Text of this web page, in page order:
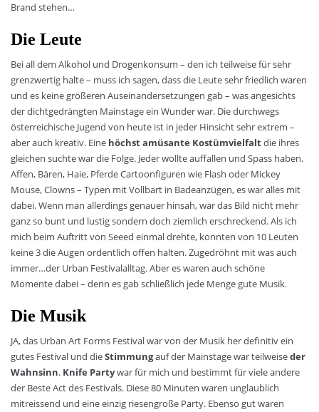
Brand stehen…
Die Leute
Bei all dem Alkohol und Drogenkonsum – den ich teilweise für sehr
grenzwertig halte – muss ich sagen, dass die Leute sehr friedlich waren
und es keine größeren Auseinandersetzungen gab – was angesichts
der dichtgedrängten Mainstage ein Wunder war. Die durchwegs
österreichische Jugend von heute ist in jeder Hinsicht sehr extrem –
aber auch kreativ. Eine höchst amüsante Kostümvielfaltdie ihres
gleichen suchte war die Folge. Jeder wollte auffallen und Spass haben.
Affen, Bären, Haie, Pferde Cartoonfiguren wie Flash oder Mickey
Mouse, Clowns – Typen mit Vollbart in Badeanzügen, es war alles mit
dabei. Wenn man allerdings genauer hinsah, war das Bild nicht mehr
ganz so bunt und lustig sondern doch ziemlich erschreckend. Als ich
mich beim Auftritt von Seeed einmal drehte, konnten von 10 Leuten
keine 3 die Augen ordentlich offen halten. Zugedröhnt mit was auch
immer…der Urban Festivalalltag. Aber es waren auch schöne
Momente dabei – denn es gab schließlich jede Menge gute Musik.
Die Musik
JA, das Urban Art Forms Festival war von der Musik her definitiv ein
gutes Festival und dieStimmungauf der Mainstage war teilweiseder
Wahnsinn. Knife Partywar für mich und bestimmt für viele andere
der Beste Act des Festivals. Diese 80 Minuten waren unglaublich
mitreissend und eine einzig riesengroße Party. Ebenso gut waren